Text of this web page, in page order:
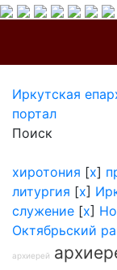
Иркутская
портал
Поиск
хиротония [x]
литургия [x]
служение [x]
Октябрьский
архиерей